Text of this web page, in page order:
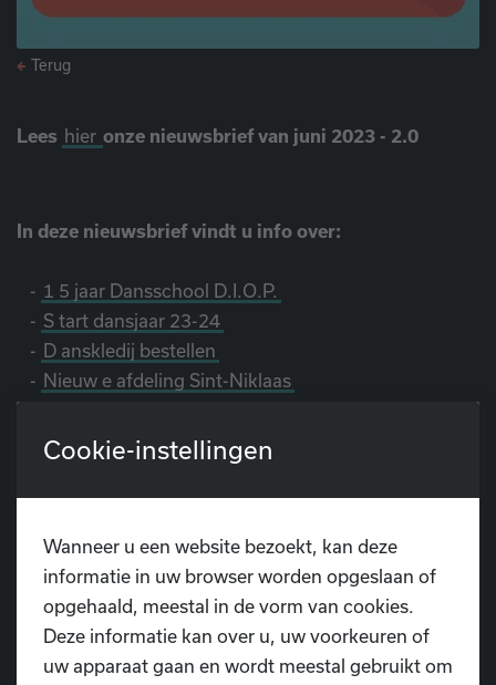
Terug
Lees hier onze nieuwsbrief van juni 2023 - 2.0
In deze nieuwsbrief vindt u info over:
- 1 5 jaar Dansschool D.I.O.P.
- S tart dansjaar 23-24
- D anskledij bestellen
- Nieuw e afdeling Sint-Niklaas
-
Belangrijke data
Cookie-instellingen
Wanneer u een website bezoekt, kan deze
informatie in uw browser worden opgeslaan of
opgehaald, meestal in de vorm van cookies.
Deze informatie kan over u, uw voorkeuren of
uw apparaat gaan en wordt meestal gebruikt om